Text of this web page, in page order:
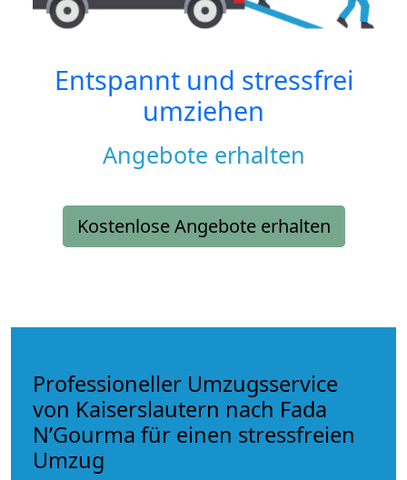
Entspannt und stressfrei
umziehen
Angebote erhalten
Kostenlose Angebote erhalten
Professioneller Umzugsservice
von Kaiserslautern nach Fada
N’Gourma für einen stressfreien
Umzug